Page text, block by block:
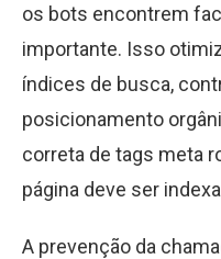
os bots encontrem
importante. Isso
índices de busca,
posicionamento
correta de tags meta
página deve ser
A prevenção da